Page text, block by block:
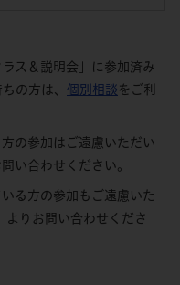
ス＆説明会」に参加済み
の方は、 個別相談 をご利
の参加はご遠慮いただい
い合わせください。
る方の参加もご遠慮いた
よりお問い合わせくださ